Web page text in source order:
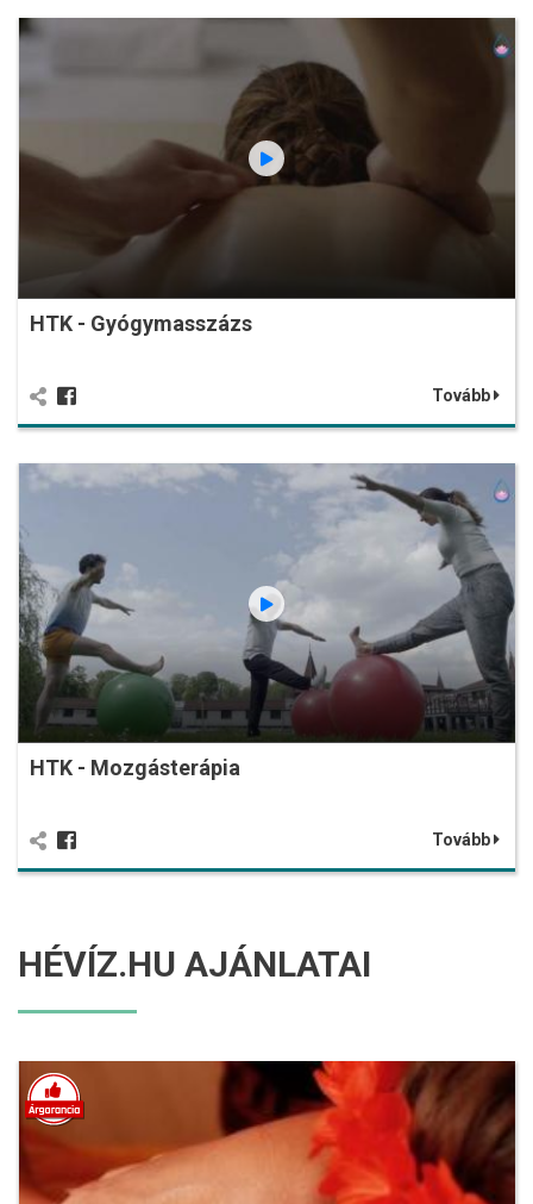
HTK - Gyógymasszázs
Tovább
HTK - Mozgásterápia
Tovább
HÉVÍZ.HU AJÁNLATAI